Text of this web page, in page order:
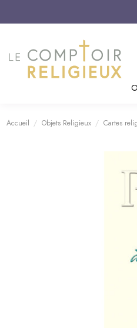
Accueil Objets Religieux Cartes